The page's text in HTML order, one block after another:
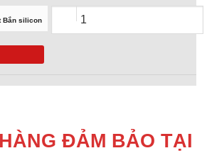
Bắn silicon
ĐẢM BẢO TẠI